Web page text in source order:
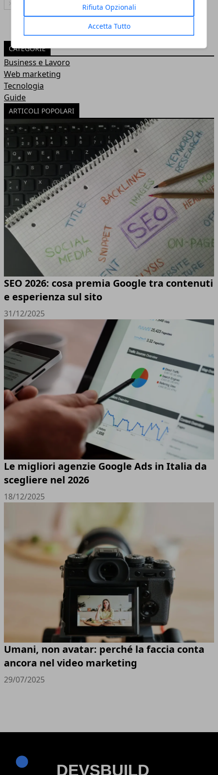
Rifiuta Opzionali
Accetta Tutto
Articolo Successivo
CATEGORIE
Business e Lavoro
Web marketing
Tecnologia
Guide
ARTICOLI POPOLARI
SEO 2026: cosa premia Google tra contenuti
e esperienza sul sito
31/12/2025
Le migliori agenzie Google Ads in Italia da
scegliere nel 2026
18/12/2025
Umani, non avatar: perché la faccia conta
ancora nel video marketing
29/07/2025